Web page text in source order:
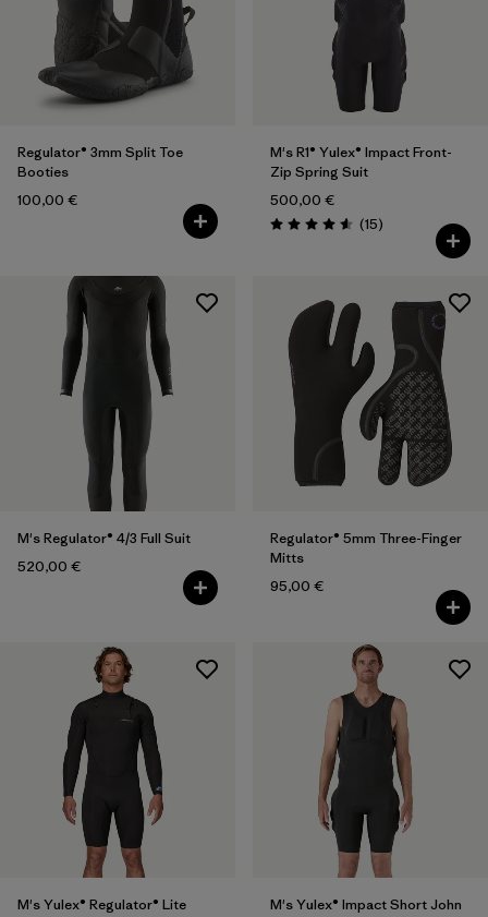
Regulator® 3mm Split Toe
Booties
100,00 €
M's R1® Yulex® Impact Front-
Zip Spring Suit
500,00 €
Bewertung: 4.6 / 5
(15Rezensionen
)
M's Regulator® 4/3 Full Suit
520,00 €
Regulator® 5mm Three-Finger
Mitts
95,00 €
M's Yulex® Regulator® Lite
M's Yulex® Impact Short John